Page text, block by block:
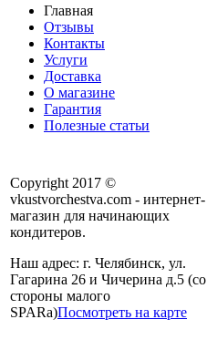
Главная
Отзывы
Контакты
Услуги
Доставка
О магазине
Гарантия
Полезные статьи
Copyright 2017 ©
vkustvorchestva.com - интернет-
магазин для начинающих
кондитеров.
Наш адрес: г. Челябинск, ул.
Гагарина 26 и Чичерина д.5 (со
стороны малого
SPARa)Посмотреть на карте